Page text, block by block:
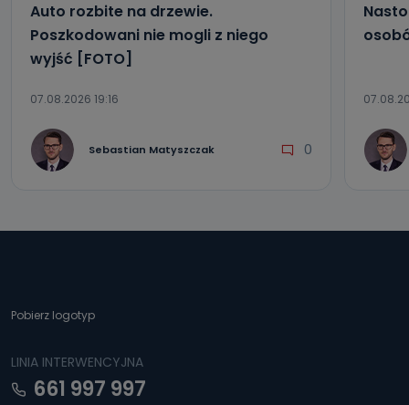
Auto rozbite na drzewie.
Poszkodowani nie mogli z niego
wyjść [FOTO]
07.08.2026 19:16
Sebastian Matyszczak 0
Pobierz logotyp
LINIA INTERWENCYJNA
661 997 997